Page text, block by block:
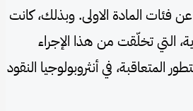
فئات المادة الاولى. وبذلك، كانت
التي تخلّقت من هذا الإجراء
المتعاقبة، في أنثروبولوجيا النقود